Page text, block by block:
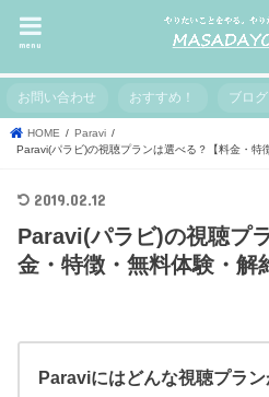
menu
お問い合わせ おすすめ！ ブログ
HOME
Paravi
Paravi(パラビ)の視聴プランは選べる？【料金・特
2019.02.12
Paravi(パラビ)の視聴プ
金・特徴・無料体験・解
Paraviにはどんな視聴プラ